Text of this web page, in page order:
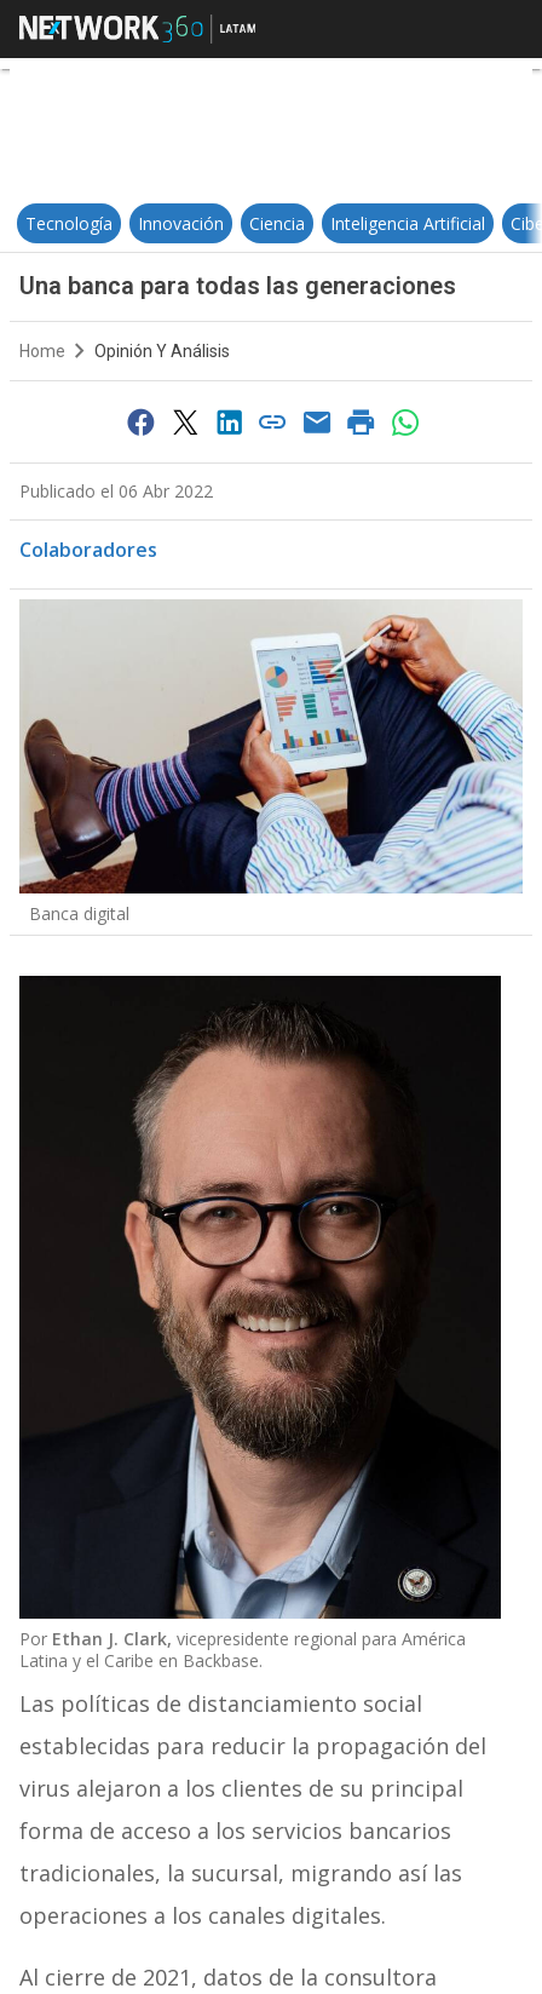
Una banca para todas las
Tecnología Innovación Ciencia Inteligencia Artificial
Una banca para todas las generaciones
Home Opinión Y Análisis
Publicado el 06 Abr 2022
Colaboradores
Banca digital
Por Ethan J. Clark, vicepresidente regional para América
Latina y el Caribe en Backbase.
Las políticas de distanciamiento social
establecidas para reducir la propagación del
virus alejaron a los clientes de su principal
forma de acceso a los servicios bancarios
tradicionales, la sucursal, migrando así las
operaciones a los canales digitales.
Al cierre de 2021, datos de la consultora